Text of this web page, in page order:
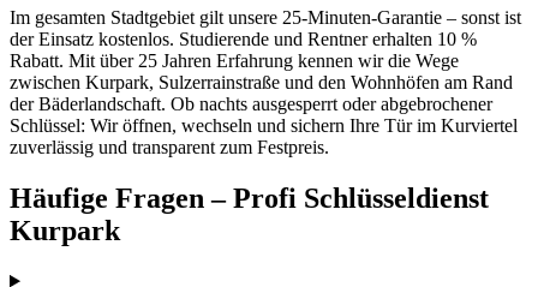
Im gesamten Stadtgebiet gilt unsere 25-Minuten-Garantie – sonst ist
der Einsatz kostenlos. Studierende und Rentner erhalten 10 %
Rabatt. Mit über 25 Jahren Erfahrung kennen wir die Wege
zwischen Kurpark, Sulzerrainstraße und den Wohnhöfen am Rand
der Bäderlandschaft. Ob nachts ausgesperrt oder abgebrochener
Schlüssel: Wir öffnen, wechseln und sichern Ihre Tür im Kurviertel
zuverlässig und transparent zum Festpreis.
Häufige Fragen – Profi Schlüsseldienst
Kurpark